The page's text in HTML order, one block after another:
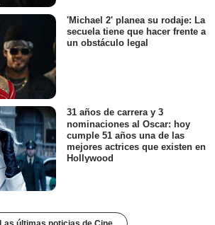
'Michael 2' planea su rodaje: La
secuela tiene que hacer frente a
un obstáculo legal
31 años de carrera y 3
nominaciones al Oscar: hoy
cumple 51 años una de las
mejores actrices que existen en
Hollywood